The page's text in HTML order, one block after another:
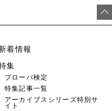
着情報
集
ブローバ検定
特集記事一覧
アーカイブスシリーズ特別サ
イト